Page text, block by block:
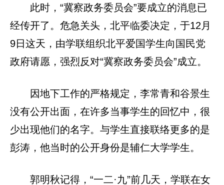
此时，“冀察政务委员会”要成立的消息已
经传开了。危急关头，北平临委决定，于12月
9日这天，由学联组织北平爱国学生向国民党
政府请愿，强烈反对“冀察政务委员会”成立。
因地下工作的严格规定，李常青和谷景生
没有公开出面，在许多当事学生的回忆中，很
少出现他们的名字。与学生直接联络更多的是
彭涛，他当时的公开身份是辅仁大学学生。
郭明秋记得，“一二·九”前几天，学联在女